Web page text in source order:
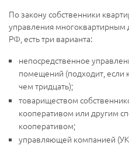
По закону собственники
управления многоквартирным
РФ, есть три варианта:
непосредственное
помещений (подходит, если
чем тридцать);
товариществом
кооперативом или другим
кооперативом;
управляющей компанией